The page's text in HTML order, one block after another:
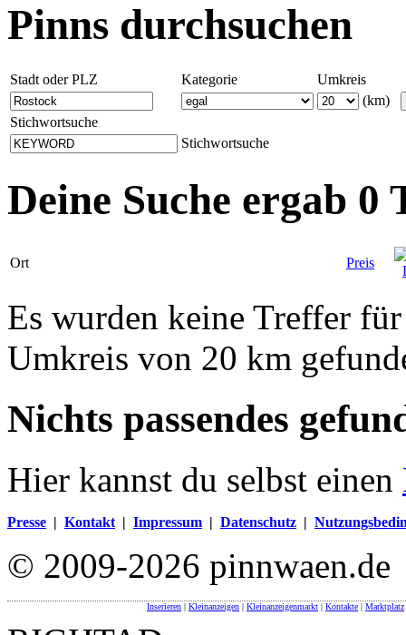
Pinns durchsuchen
Stadt oder PLZ Kategorie
Umkreis
(km)
Stichwortsuche
Stichwortsuche
Deine Suche ergab 0
Ort Preis
Es wurden keine Treffer
Umkreis von 20 km
Nichts passendes
Hier kannst du selbst einen
Presse | Kontakt | Impressum | Datenschutz |
© 2009-2026 pinnwaen.de
Inserieren | Kleinanzeigen | Kleinanzeigenmarkt | Kontakte | Marktplatz